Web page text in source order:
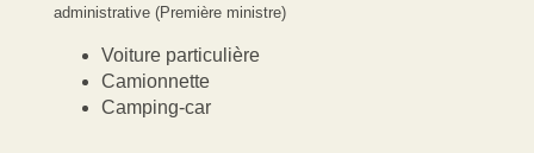
administrative (Première ministre)
Voiture particulière
Camionnette
Camping-car